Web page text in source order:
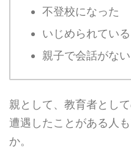
不登校になった
いじめられている
親子で会話がない
親として、教育者とし
遭遇したことがある人
か。